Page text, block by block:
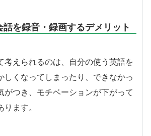
話を録音・録画するデメリット
考えられるのは、自分の使う英語を
しくなってしまったり、できなかっ
がつき、モチベーションが下がって
ます。